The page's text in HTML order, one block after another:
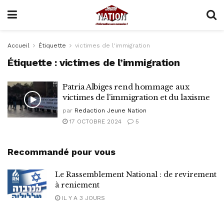
Accueil Étiquette victimes de l'immigration
Étiquette :victimes de l’immigration
Patria Albiges rend hommage aux
victimes de l’immigration et du laxisme
par Redaction Jeune Nation
17 OCTOBRE 2024
5
Recommandé pour vous
Le Rassemblement National : de revirement
à reniement
IL Y A 3 JOURS